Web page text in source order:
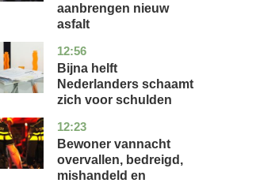
aanbrengen nieuw
asfalt
12:56
noord-
holland
economie
Bijna helft
Nederlanders schaamt
zich voor schulden
12:23
zuid-
holland
nieuws
Bewoner vannacht
overvallen, bedreigd,
mishandeld en